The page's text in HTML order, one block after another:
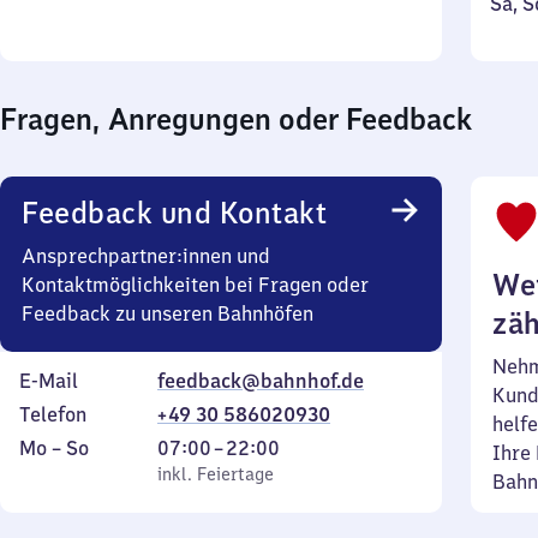
50
Fragen, Anregungen oder Feedback
Feedback und Kontakt
Ansprechpartner:innen und
Kontaktmöglichkeiten bei Fragen oder
Feedback zu unseren Bahnhöfen
E-Mail
feedback@bahnhof.de
Telefon
+49 30 586020930
Montag
Mo – So,
inkl. Feiertage
07:00–22:00
Von
7
inkl. Feiertage
Ihre